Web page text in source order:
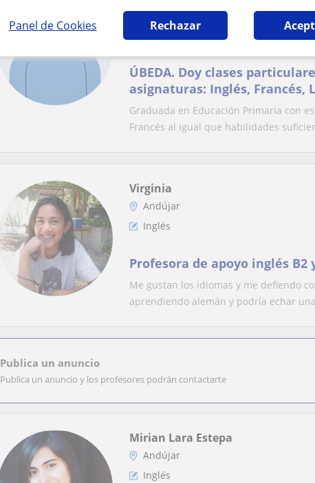
Panel de Cookies Rechazar
Úbeda, Andújar
ÚBEDA. Doy clases
asignaturas: Inglés, Francés,
Historia
Graduada en Educación Primaria con
Francés al igual que habilidades
Virginia
Andújar
Inglés
Profesora de apoyo inglés B2
Me gustan los idiomas y me defiendo
aprendiendo alemán y podría echar
Publica un anuncio
Publica un anuncio y los profesores podrán contactarte
Mirian Lara Estepa
Andújar
Inglés